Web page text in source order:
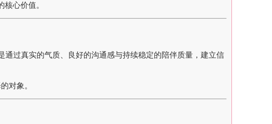
核心价值。
通过真实的气质、良好的沟通感与持续稳定的陪伴质量，建立信
对象。